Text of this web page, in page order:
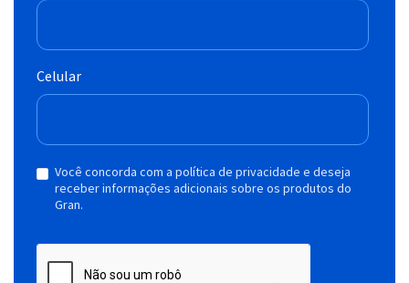
Celular
Você concorda com a política de privacidade e deseja
receber informações adicionais sobre os produtos do
Gran.